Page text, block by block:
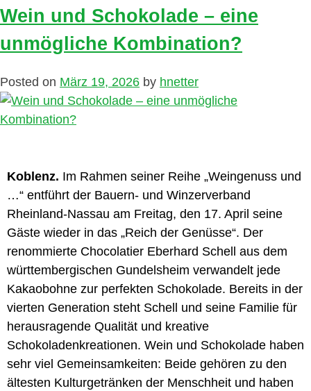
Wein und Schokolade – eine
unmögliche Kombination?
Posted on März 19, 2026 by hnetter
Koblenz. Im Rahmen seiner Reihe „Weingenuss und
…“ entführt der Bauern- und Winzerverband
Rheinland-Nassau am Freitag, den 17. April seine
Gäste wieder in das „Reich der Genüsse“. Der
renommierte Chocolatier Eberhard Schell aus dem
württembergischen Gundelsheim verwandelt jede
Kakaobohne zur perfekten Schokolade. Bereits in der
vierten Generation steht Schell und seine Familie für
herausragende Qualität und kreative
Schokoladenkreationen. Wein und Schokolade haben
sehr viel Gemeinsamkeiten: Beide gehören zu den
ältesten Kulturgetränken der Menschheit und haben